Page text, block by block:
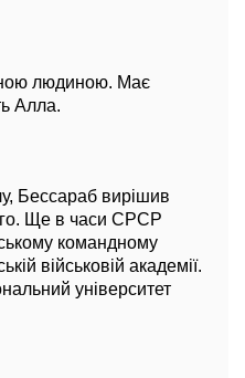
людиною. Має
Алла.
Бессараб вирішив
Ще в часи СРСР
командному
військовій академії.
університет